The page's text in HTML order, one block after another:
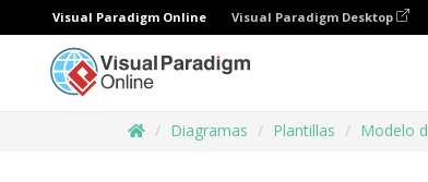
Visual Paradigm Online Visual Paradigm Desktop
Diagramas Plantillas Modelo